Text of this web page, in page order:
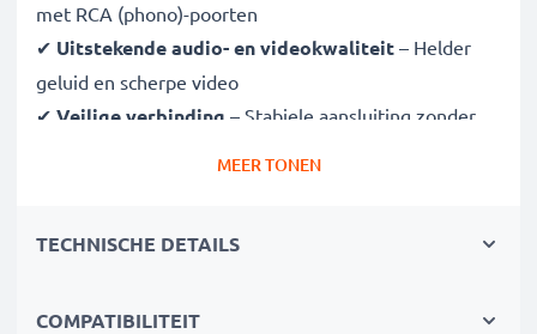
met RCA (phono)-poorten
✔ Uitstekende audio- en videokwaliteit – Helder
geluid en scherpe video
✔ Veilige verbinding – Stabiele aansluiting zonder
met Cinch aansluiting (geel (video) / wit (audio links) -
MEER TONEN
TECHNISCHE DETAILS
COMPATIBILITEIT